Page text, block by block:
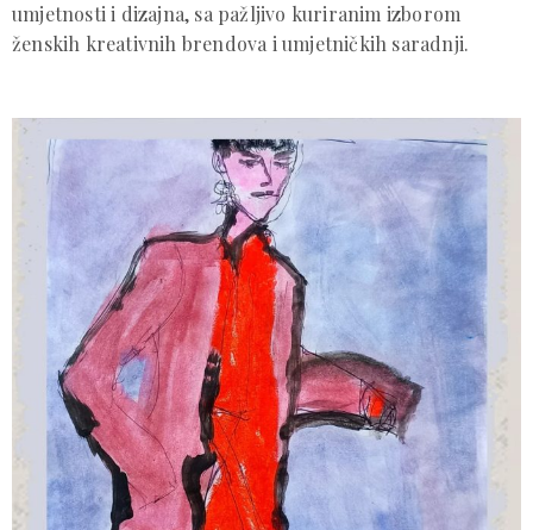
umjetnosti i dizajna, sa pažljivo kuriranim izborom
ženskih kreativnih brendova i umjetničkih saradnji.